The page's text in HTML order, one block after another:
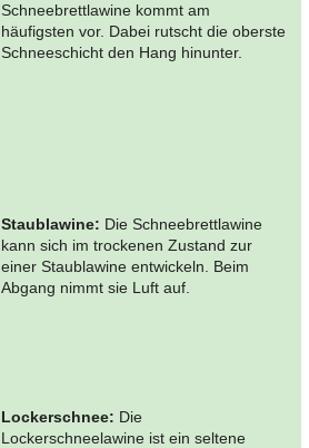
Schneebrettlawine kommt am
häufigsten vor. Dabei rutscht die oberste
Schneeschicht den Hang hinunter.
Staublawine: Die Schneebrettlawine
kann sich im trockenen Zustand zur
einer Staublawine entwickeln. Beim
Abgang nimmt sie Luft auf.
Lockerschnee: Die
Lockerschneelawine ist ein seltene